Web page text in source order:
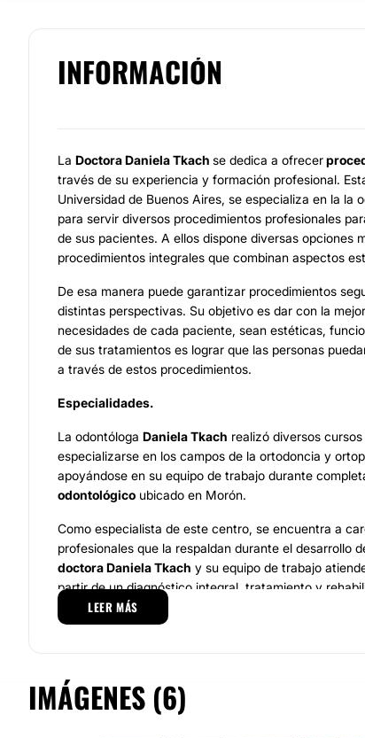
INFORMACIÓN
La Doctora Daniela Tkach se dedica a ofrecer
través de su experiencia y formación profesional.
Universidad de Buenos Aires, se especializa en la la
para servir diversos procedimientos profesionales
de sus pacientes. A ellos dispone diversas opciones
procedimientos integrales que combinan aspectos
De esa manera puede garantizar procedimientos
distintas perspectivas. Su objetivo es dar con la
necesidades de cada paciente, sean estéticas,
de sus tratamientos es lograr que las personas
a través de estos procedimientos.
Especialidades.
La odontóloga Daniela Tkach realizó diversos
especializarse en los campos de la ortodoncia y
apoyándose en su equipo de trabajo durante
odontológico ubicado en Morón.
Como especialista de este centro, se encuentra a
profesionales que la respaldan durante el desarrollo
doctora Daniela Tkach y su equipo de trabajo
partir de un diagnóstico integral, tratamiento y
dental.
conducto
convencional, la ortodoncia lingual, la ortodoncia
DAMON, el bruxismo, la limpieza y
LEER MÁS
IMÁGENES (6)